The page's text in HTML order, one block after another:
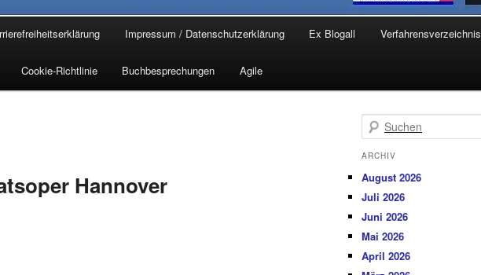
Impressum / Datenschutzerklärung Ex Blogall Verfahrensverzeichnis
Cookie-Richtlinie Buchbesprechungen Agile
Hannover
Suchen
ARCHIV
August 2026
Juli 2026
Juni 2026
Mai 2026
April 2026